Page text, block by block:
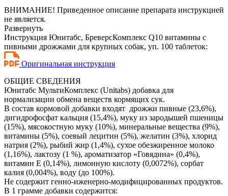
ВНИМАНИЕ! Приведенное описание препарата инструкцией
не является.
Развернуть
Инструкция Юнитабс, БреверсКомплекс Q10 витамины с
пивными дрожжами для крупных собак, уп. 100 таблеток:
Оригинальная инструкция
ОБЩИЕ СВЕДЕНИЯ
Юнитабс МультиКомплекс (Unitabs) добавка для
нормализации обмена веществ кормящих сук.
В состав кормовой добавки входят дрожжи пивные (23,6%),
дигидрофосфат кальция (15,4%), муку из зародышей пшеницы
(15%), мясокостную муку (10%), минеральные вещества (9%),
витамины (5%), соевый лецитин (5%), желатин (3%), хлорид
натрия (2%), рыбий жир (1,4%), сухое обезжиренное молоко
(1,16%), лактозу (1 %), ароматизатор «Говядина» (0,4%),
витамин Е (0,14%), лимонную кислоту (0,0072%), сорбат
калия (0,004%), воду (до 100%).
Не содержит генно-иженерно-модифицированных продуктов.
В 1 грамме добавки содержится: